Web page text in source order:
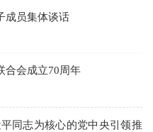
成员集体谈话
合会成立70周年
同志为核心的党中央引领推